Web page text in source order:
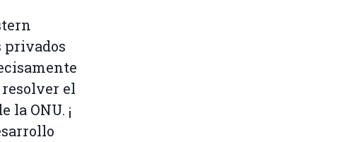
privados
el
ONU. ¡